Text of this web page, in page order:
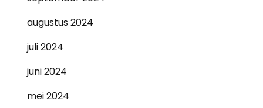
augustus 2024
juli 2024
juni 2024
mei 2024